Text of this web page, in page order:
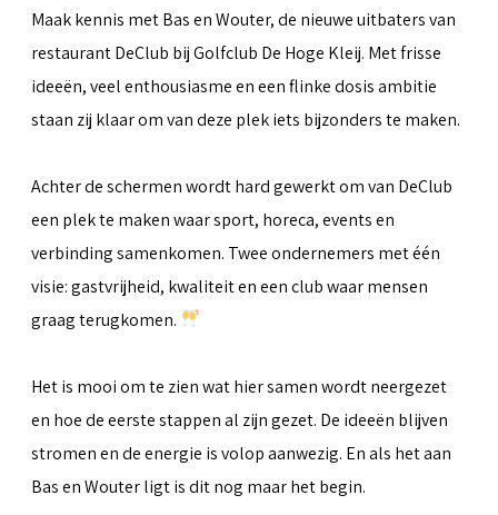
Maak kennis met Bas en Wouter, de nieuwe uitbaters van
restaurant DeClub bij Golfclub De Hoge Kleij. Met frisse
ideeën, veel enthousiasme en een flinke dosis ambitie
staan zij klaar om van deze plek iets bijzonders te maken.
Achter de schermen wordt hard gewerkt om van DeClub
een plek te maken waar sport, horeca, events en
verbinding samenkomen. Twee ondernemers met één
visie: gastvrijheid, kwaliteit en een club waar mensen
graag terugkomen.
Het is mooi om te zien wat hier samen wordt neergezet
en hoe de eerste stappen al zijn gezet. De ideeën blijven
stromen en de energie is volop aanwezig. En als het aan
Bas en Wouter ligt is dit nog maar het begin.